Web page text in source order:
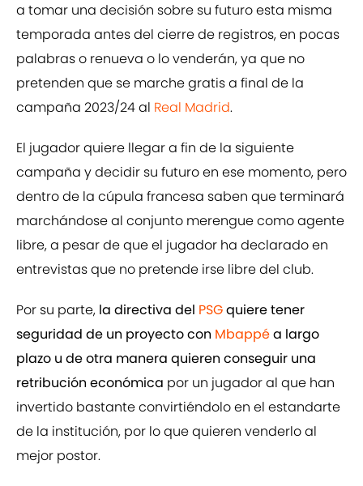
a tomar una decisión sobre su futuro esta misma
temporada antes del cierre de registros, en pocas
palabras o renueva o lo venderán, ya que no
pretenden que se marche gratis a final de la
campaña 2023/24 al Real Madrid.
El jugador quiere llegar a fin de la siguiente
campaña y decidir su futuro en ese momento, pero
dentro de la cúpula francesa saben que terminará
marchándose al conjunto merengue como agente
libre, a pesar de que el jugador ha declarado en
entrevistas que no pretende irse libre del club.
Por su parte, la directiva del PSGquiere tener
seguridad de un proyecto con Mbappéa largo
plazo u de otra manera quieren conseguir una
retribución económica por un jugador al que han
invertido bastante convirtiéndolo en el estandarte
de la institución, por lo que quieren venderlo al
mejor postor.